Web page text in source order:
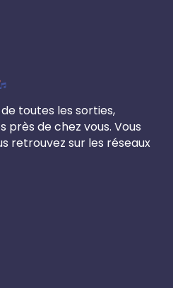
toutes les sorties,
de chez vous. Vous
retrouvez sur les réseaux